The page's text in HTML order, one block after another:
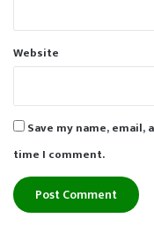
Website
Save my name,
time I comment.